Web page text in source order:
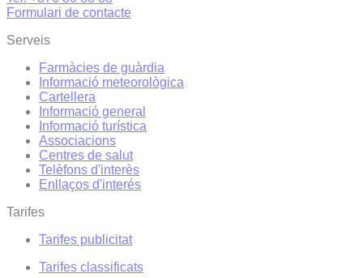
Formulari de contacte
Serveis
Farmàcies de guàrdia
Informació meteorològica
Cartellera
Informació general
Informació turística
Associacions
Centres de salut
Telèfons d'interès
Enllaços d'interés
Tarifes
Tarifes publicitat
Tarifes classificats